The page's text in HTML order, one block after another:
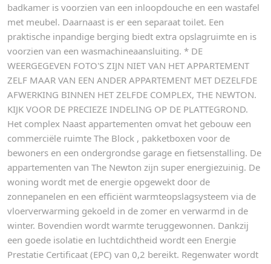
badkamer is voorzien van een inloopdouche en een wastafel
met meubel. Daarnaast is er een separaat toilet. Een
praktische inpandige berging biedt extra opslagruimte en is
voorzien van een wasmachineaansluiting. * DE
WEERGEGEVEN FOTO'S ZIJN NIET VAN HET APPARTEMENT
ZELF MAAR VAN EEN ANDER APPARTEMENT MET DEZELFDE
AFWERKING BINNEN HET ZELFDE COMPLEX, THE NEWTON.
KIJK VOOR DE PRECIEZE INDELING OP DE PLATTEGROND.
Het complex Naast appartementen omvat het gebouw een
commerciële ruimte The Block , pakketboxen voor de
bewoners en een ondergrondse garage en fietsenstalling. De
appartementen van The Newton zijn super energiezuinig. De
woning wordt met de energie opgewekt door de
zonnepanelen en een efficiënt warmteopslagsysteem via de
vloerverwarming gekoeld in de zomer en verwarmd in de
winter. Bovendien wordt warmte teruggewonnen. Dankzij
een goede isolatie en luchtdichtheid wordt een Energie
Prestatie Certificaat (EPC) van 0,2 bereikt. Regenwater wordt